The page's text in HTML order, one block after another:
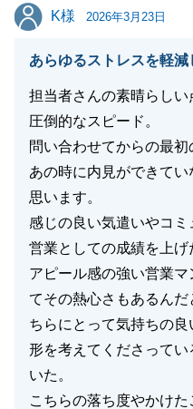
いつでもお気軽にお申し
K様
K様 2026年3月23日
あらゆるストレスを軽
担当者さんの素晴らしい
圧倒的なスピード。
問い合わせてからの最初
あの時に内見ができて
思います。
感じの良い気遣いやコミ
営業としての成績を上
アピール感の強い営業
てその熱心さもあるんだ
ちらにとって気持ちの
形を考えてくださって
いた。
こちらの落ち度やかけ